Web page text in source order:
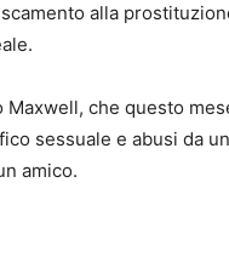
alla
che questo
sessuale e abusi da
amico.